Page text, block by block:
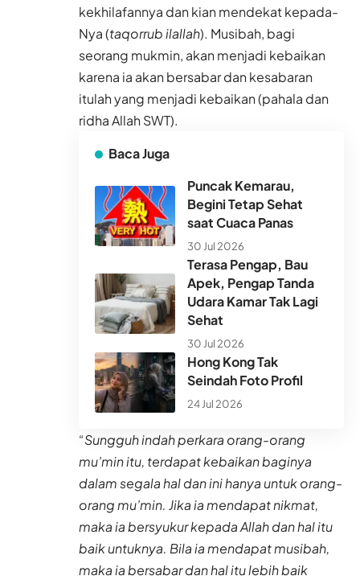
kekhilafannya dan kian mendekat kepada-
Nya (taqorrub ilallah). Musibah, bagi
seorang mukmin, akan menjadi kebaikan
karena ia akan bersabar dan kesabaran
itulah yang menjadi kebaikan (pahala dan
ridha Allah SWT).
Baca Juga
Puncak Kemarau,
Begini Tetap Sehat
saat Cuaca Panas
30 Jul 2026
Terasa Pengap, Bau
Apek, Pengap Tanda
Udara Kamar Tak Lagi
Sehat
30 Jul 2026
Hong Kong Tak
Seindah Foto Profil
24 Jul 2026
“Sungguh indah perkara orang-orang
mu’min itu, terdapat kebaikan baginya
dalam segala hal dan ini hanya untuk orang-
orang mu’min. Jika ia mendapat nikmat,
maka ia bersyukur kepada Allah dan hal itu
baik untuknya. Bila ia mendapat musibah,
maka ia bersabar dan hal itu lebih baik